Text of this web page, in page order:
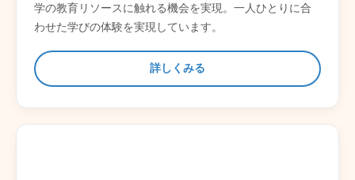
学の教育リソースに触れる機会を実現。一人ひとりに合
わせた学びの体験を実現しています。
詳しくみる